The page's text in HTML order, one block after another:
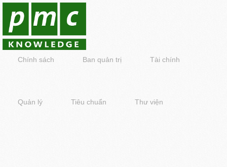
Chính sách Ban quản trị Tài chính
Quản lý Tiêu chuẩn Thư viện